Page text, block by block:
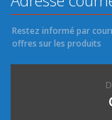
Restez informé par
offres sur les produits